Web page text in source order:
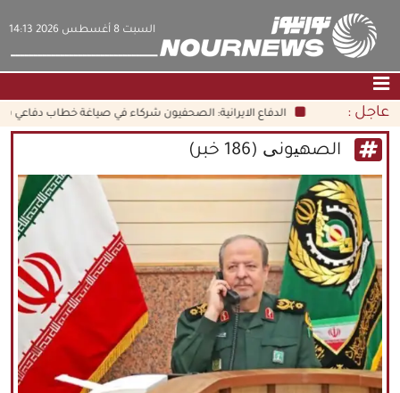
‫السبت‬ 8 أغسطس 2026 14:13
الصفحة الرئيسية |التواصل معنا|من نحن
عناوين الأخبار
الثقافة والمجتمع
اقتصاد
سياسة
الوسائط المتعددة
|فارسي|
English
|العربيه|
|עברית русский|
|
عاجل : الدفاع الايرانية: الصحفيون شركاء في صياغة خطاب دفاعي شامل
الصهیونی (186 خبر)